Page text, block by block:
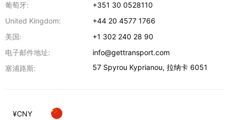
葡萄牙:
+351 30 0528110
United Kingdom:
+44 20 4577 1766
美国:
+1 302 240 28 90
电子邮件地址:
info@gettransport.com
塞浦路斯:
57 Spyrou Kyprianou,拉纳卡 6051
¥CNY